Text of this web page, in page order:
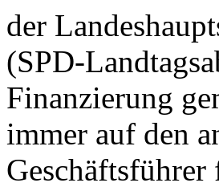
der
(SPD-
Finanzierung
immer auf den
Geschäftsführer